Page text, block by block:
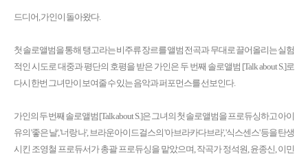
드디어, 가인이 돌아왔다.
첫 솔로앨범을 통해 탱고라는 비주류 장르를 앨범 전곡과 무대로 끌어올리는 실험
적인 시도로 대중과 평단의 호평을 받은 가인은 두 번째 솔로앨범 [Talk about S.]로
다시 한번 그녀만이 보여줄 수 있는 음악과 퍼포먼스를 선보인다.
가인의 두 번째 솔로앨범 [Talk about S.]은 그녀의 첫 솔로앨범을 프로듀싱하고 아이
유의 '좋은 날', '너랑 나', 브라운아이드걸스의 '아브라카다브라', '식스센스' 등을 탄생
시킨 조영철 프로듀서가 총괄 프로듀싱을 맡았으며, 작곡가 정석원, 윤종신, 이민